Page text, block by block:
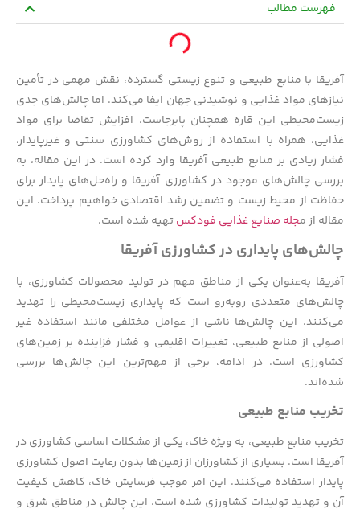
فهرست مطالب
آفریقا با منابع طبیعی و تنوع زیستی گسترده، نقش مهمی در تأمین
نیازهای مواد غذایی و نوشیدنی جهان ایفا می‌کند. اما چالش‌های جدی
زیست‌محیطی این قاره همچنان پابرجاست. افزایش تقاضا برای مواد
غذایی، همراه با استفاده از روش‌های کشاورزی سنتی و غیرپایدار،
فشار زیادی بر منابع طبیعی آفریقا وارد کرده است. در این مقاله، به
بررسی چالش‌های موجود در کشاورزی آفریقا و راه‌حل‌های پایدار برای
حفاظت از محیط زیست و تضمین رشد اقتصادی خواهیم پرداخت. این
مقاله از مجله صنایع غذایی فودکستهیه شده است.
چالش‌های پایداری در کشاورزی آفریقا
آفریقا به‌عنوان یکی از مناطق مهم در تولید محصولات کشاورزی، با
چالش‌های متعددی روبه‌رو است که پایداری زیست‌محیطی را تهدید
می‌کنند. این چالش‌ها ناشی از عوامل مختلفی مانند استفاده غیر
اصولی از منابع طبیعی، تغییرات اقلیمی و فشار فزاینده بر زمین‌های
کشاورزی است. در ادامه، برخی از مهم‌ترین این چالش‌ها بررسی
شده‌اند.
تخریب منابع طبیعی
تخریب منابع طبیعی، به ویژه خاک، یکی از مشکلات اساسی کشاورزی در
آفریقا است. بسیاری از کشاورزان از زمین‌ها بدون رعایت اصول کشاورزی
پایدار استفاده می‌کنند. این امر موجب فرسایش خاک، کاهش کیفیت
آن و تهدید تولیدات کشاورزی شده است. این چالش در مناطق شرق و